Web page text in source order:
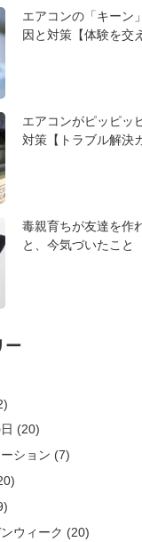
エアコンの「キーン
因と対策【体験を交
エアコンがピッピッ
対策【トラブル解決
毒親育ちが友達を作
と、今気づいたこと
ー
(20)
ション (7)
ウィーク (20)